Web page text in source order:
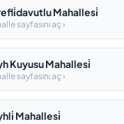
Mahallesi̇
sayfasını aç ›
Kuyusu Mahallesi̇
sayfasını aç ›
Mahallesi̇